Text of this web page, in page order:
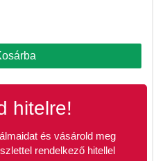
hitelre!
és vásárold meg
rendelkező hitellel